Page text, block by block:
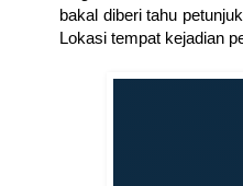
bakal diberi tahu
Lokasi tempat kejadian